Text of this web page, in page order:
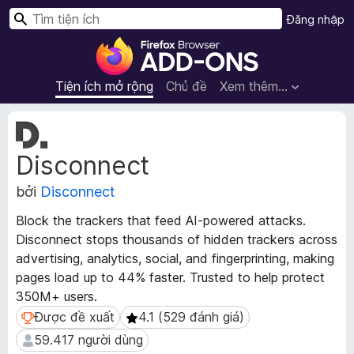
T
ệ
n
ì
n
h
d
y
ệ
Tiện ích mở rộng Chủ đề Xem thêm…
Đăng nhập
T
Disconnect
bởi Disconnect
Block the trackers that feed AI-powered attacks.
Disconnect stops thousands of hidden trackers across
advertising, analytics, social, and fingerprinting, making
pages load up to 44% faster. Trusted to help protect
350M+ users.
Được đề xuất
Được đề xuất 4.1 (529 đánh giá)
4.1 (529 đánh giá)
59.417 người dùng
59.417 người dùng
S
i
ê
u
d
l
i
ệ
u
m
ở
r
ộ